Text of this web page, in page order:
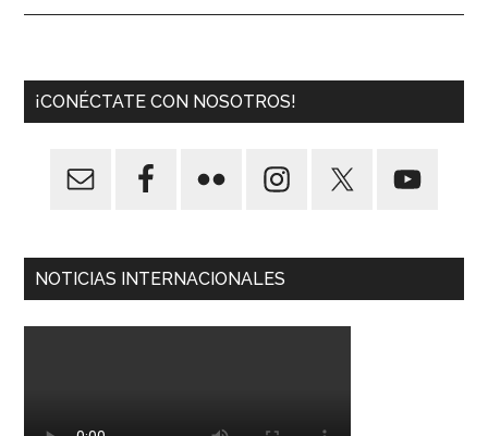
¡CONÉCTATE CON NOSOTROS!
NOTICIAS INTERNACIONALES